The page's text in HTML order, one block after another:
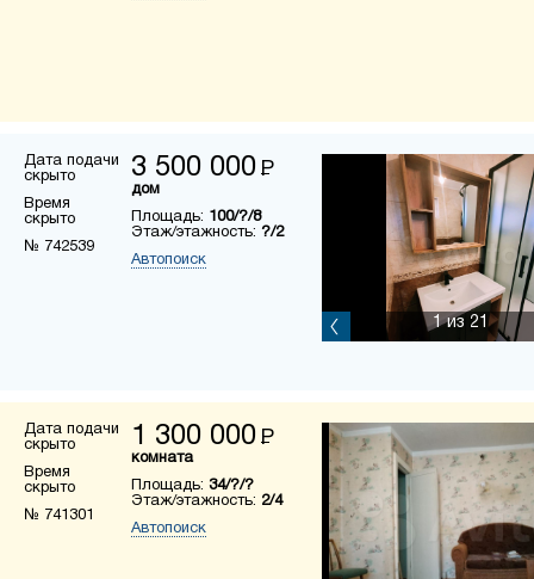
Дата подачи
скрыто
Время
скрыто
№ 742539
3 500 000 Р
дом
Площадь: 100/?/8
Этаж/этажность: ?/2
Автопоиск
1из 21
Дата подачи
скрыто
Время
скрыто
№ 741301
1 300 000 Р
комната
Площадь: 34/?/?
Этаж/этажность: 2/4
Автопоиск